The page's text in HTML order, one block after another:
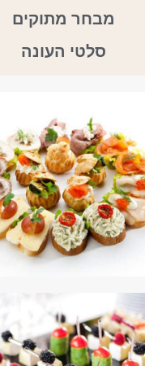
מבחר מתוקים
סלטי העונה